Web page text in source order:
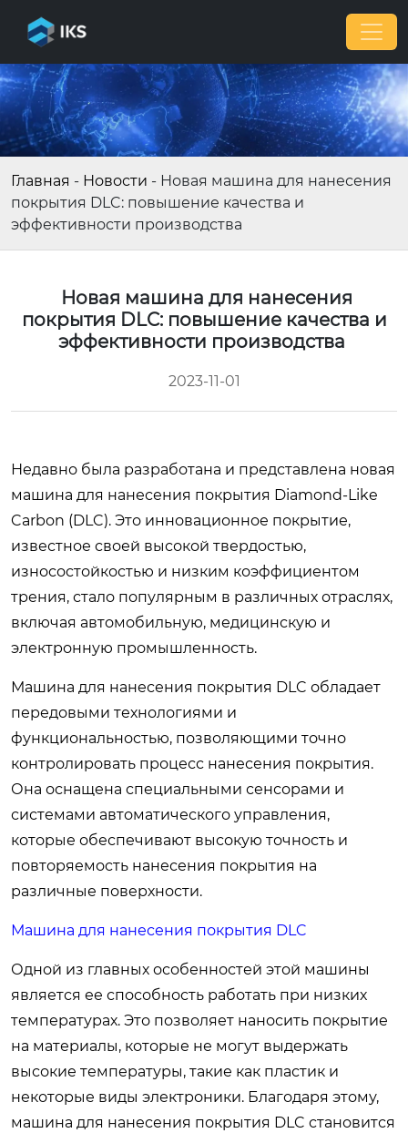
Главная - Новости - Новая машина для нанесения
покрытия DLC: повышение качества и
эффективности производства
Новая машина для нанесения
покрытия DLC: повышение качества и
эффективности производства
2023-11-01
Недавно была разработана и представлена новая
машина для нанесения покрытия Diamond-Like
Carbon (DLC). Это инновационное покрытие,
известное своей высокой твердостью,
износостойкостью и низким коэффициентом
трения, стало популярным в различных отраслях,
включая автомобильную, медицинскую и
электронную промышленность.
Машина для нанесения покрытия DLC обладает
передовыми технологиями и
функциональностью, позволяющими точно
контролировать процесс нанесения покрытия.
Она оснащена специальными сенсорами и
системами автоматического управления,
которые обеспечивают высокую точность и
повторяемость нанесения покрытия на
различные поверхности.
Машина для нанесения покрытия DLC
Одной из главных особенностей этой машины
является ее способность работать при низких
температурах. Это позволяет наносить покрытие
на материалы, которые не могут выдержать
высокие температуры, такие как пластик и
некоторые виды электроники. Благодаря этому,
машина для нанесения покрытия DLC становится